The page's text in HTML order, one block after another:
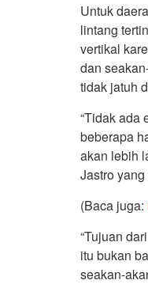
Untuk
lintang
vertikal
dan
tidak jatuh
“Tidak ada
beberapa
akan lebih
Jastro
(Baca juga:
“Tujuan
itu bukan
seakan-